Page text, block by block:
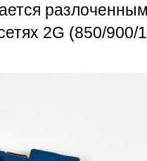
2G (850/900/